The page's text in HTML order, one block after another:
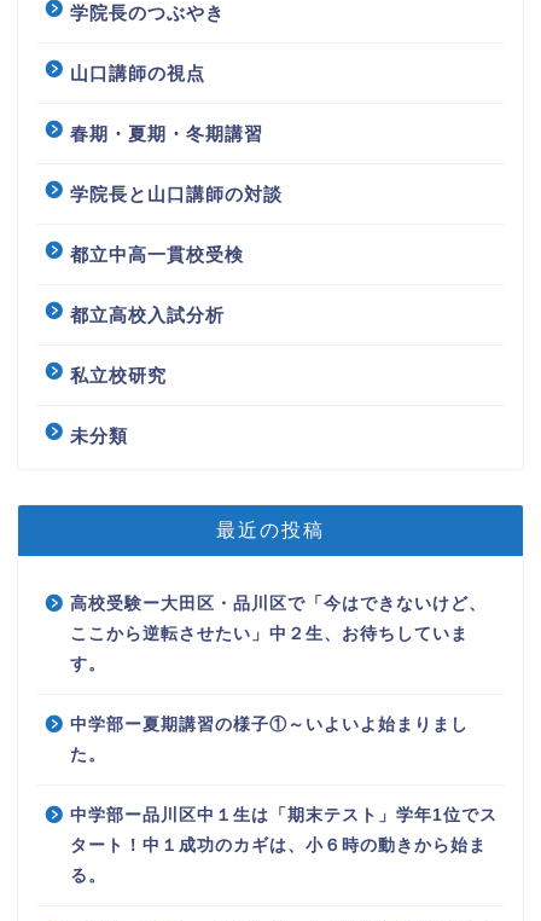
学院長のつぶやき
山口講師の視点
春期・夏期・冬期講習
学院長と山口講師の対談
都立中高一貫校受検
都立高校入試分析
私立校研究
未分類
最近の投稿
高校受験ー大田区・品川区で「今はできないけど、
ここから逆転させたい」中２生、お待ちしていま
す。
中学部ー夏期講習の様子①～いよいよ始まりまし
た。
中学部ー品川区中１生は「期末テスト」学年1位でス
タート！中１成功のカギは、小６時の動きから始ま
る。